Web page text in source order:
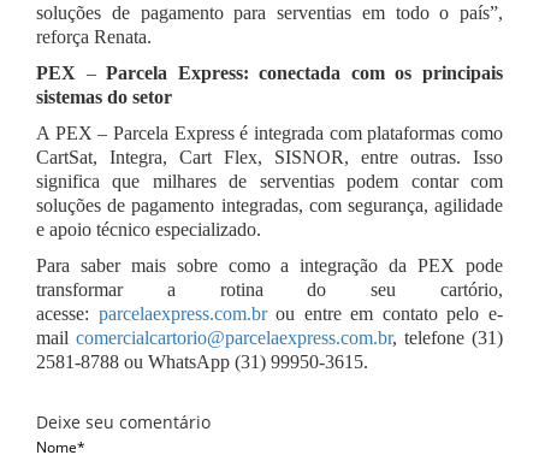
soluções de pagamento para serventias em todo o país”,
reforça Renata.
PEX –Parcela Express: conectada com os principais
sistemas do setor
A PEX – Parcela Express é integrada com plataformas como
CartSat, Integra, Cart Flex, SISNOR, entre outras. Isso
significa que milhares de serventias podem contar com
soluções de pagamento integradas, com segurança, agilidade
e apoio técnico especializado.
Para saber mais sobre como a integração da PEX pode
transformar a rotina do seu cartório,
acesse: parcelaexpress.com.brou entre em contato pelo e-
mail comercialcartorio@parcelaexpress.com.br, telefone (31)
2581-8788 ou WhatsApp (31) 99950-3615.
Deixe seu comentário
Nome*